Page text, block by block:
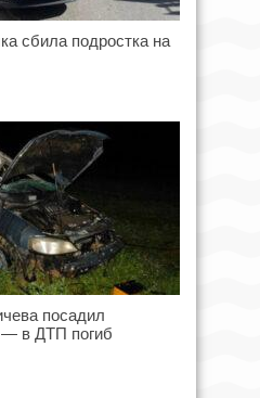
сбила подростка на
посадил
— в ДТП погиб